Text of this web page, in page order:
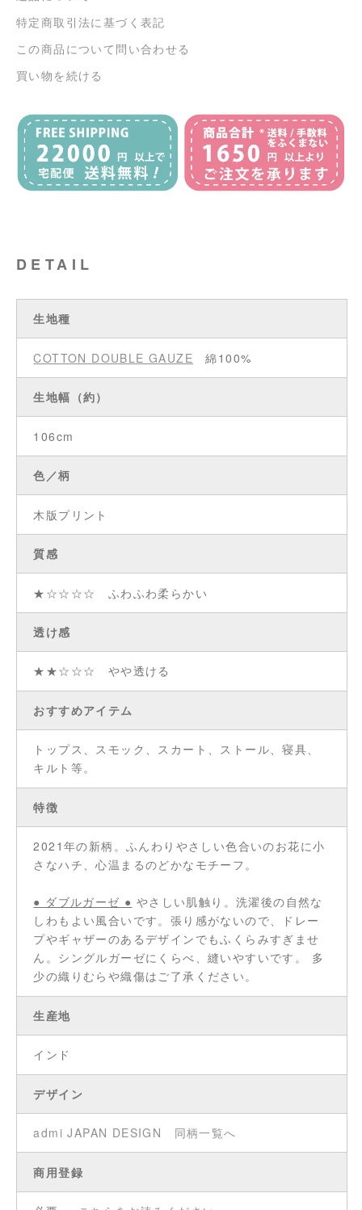
特定商取引法に基づく表記
この商品について問い合わせる
買い物を続ける
DETAIL
生地種
COTTON DOUBLE GAUZE 綿100%
生地幅（約）
106cm
色／柄
木版プリント
質感
★☆☆☆☆ ふわふわ柔らかい
透け感
★★☆☆☆ やや透ける
おすすめアイテム
トップス、スモック、スカート、ストール、寝具、
キルト等。
特徴
2021年の新柄。ふんわりやさしい色合いのお花に小
さなハチ、心温まるのどかなモチーフ。
● ダブルガーゼ ● やさしい肌触り。洗濯後の自然な
しわもよい風合いです。張り感がないので、ドレー
プやギャザーのあるデザインでもふくらみすぎませ
ん。シングルガーゼにくらべ、縫いやすいです。 多
少の織りむらや織傷はご了承ください。
生産地
インド
デザイン
admi JAPAN DESIGN 同柄一覧へ
商用登録